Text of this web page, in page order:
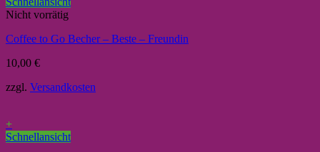
Nicht vorrätig
Coffee to Go Becher – Beste – Freundin
10,00 €
zzgl. Versandkosten
+
Schnellansicht